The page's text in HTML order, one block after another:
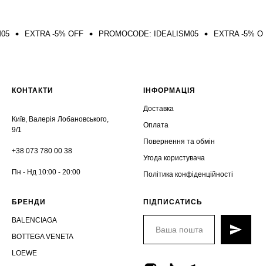
-5% OFF PROMOCODE: IDEALISM05 EXTRA -5% OFF
КОНТАКТИ
Київ, Валерія Лобановського,
9/1
+38 073 780 00 38
Пн - Нд 10:00 - 20:00
ІНФОРМАЦІЯ
Доставка
Оплата
Повернення та обмін
Угода користувача
Політика конфіденційності
БРЕНДИ
BALENCIAGA
BOTTEGA VENETA
LOEWE
ПІДПИСАТИСЬ